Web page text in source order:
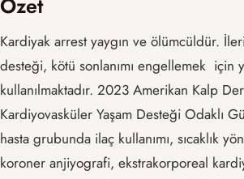
Kardiyak arrest yaygın ve ölümcüldür.
desteği, kötü sonlanımı engellemek için
kullanılmaktadır. 2023 Amerikan Kalp
Kardiyovasküler Yaşam Desteği Odaklı
hasta grubunda ilaç kullanımı, sıcaklık
koroner anjiyografi, ekstrakorporeal